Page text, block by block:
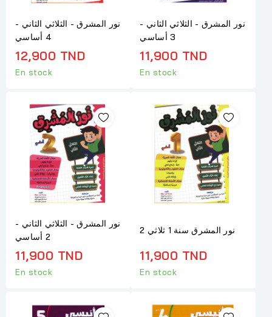
نور المشرق - الثلاثي الثاني -
4 أساسي
12,900 TND
En stock
نور المشرق - الثلاثي الثاني -
3 أساسي
11,900 TND
En stock
نور المشرق - الثلاثي الثاني -
2 أساسي
11,900 TND
En stock
نور المشرق سنة 1 ثلاثي 2
11,900 TND
En stock